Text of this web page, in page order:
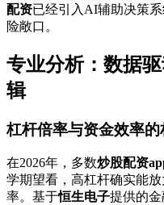
配资已经引入AI辅助决策
险敞口。
专业分析：数据
辑
杠杆倍率与资金效率的
在2026年，多数炒股配资
学期望看，高杠杆确实能
率。基于恒生电子提供的